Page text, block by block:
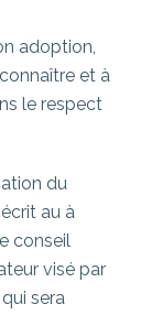
adoption,
et à
le respect
du
au à
conseil
visé par
sera